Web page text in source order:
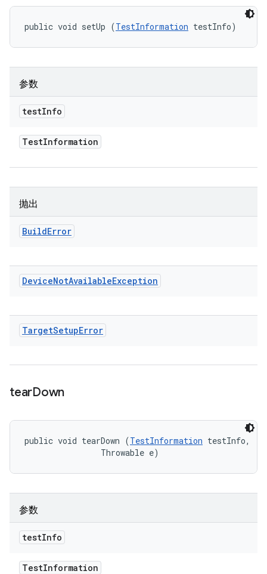
public void setUp (TestInformation testInfo)
参数
testInfo
TestInformation
抛出
BuildError
DeviceNotAvailableException
TargetSetupError
tearDown
public void tearDown (TestInformation testInfo,
                Throwable e)
参数
testInfo
TestInformation